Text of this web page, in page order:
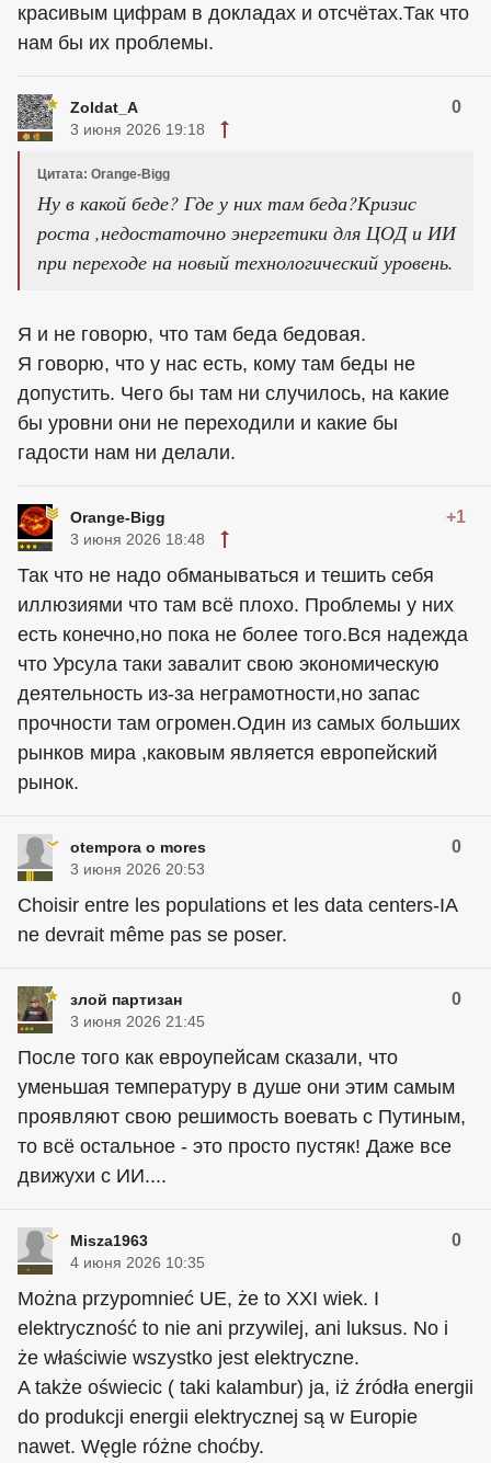
красивым цифрам в докладах и отсчётах.Так что
нам бы их проблемы.
Zoldat_A 0
3 июня 2026 19:18
Цитата: Orange-Bigg
Ну в какой беде? Где у них там беда?Кризис
роста ,недостаточно энергетики для ЦОД и ИИ
при переходе на новый технологический уровень.
Я и не говорю, что там беда бедовая.
Я говорю, что у нас есть, кому там беды не
допустить. Чего бы там ни случилось, на какие
бы уровни они не переходили и какие бы
гадости нам ни делали.
Orange-Bigg +1
3 июня 2026 18:48
Так что не надо обманываться и тешить себя
иллюзиями что там всё плохо. Проблемы у них
есть конечно,но пока не более того.Вся надежда
что Урсула таки завалит свою экономическую
деятельность из-за неграмотности,но запас
прочности там огромен.Один из самых больших
рынков мира ,каковым является европейский
рынок.
otempora o mores 0
3 июня 2026 20:53
Choisir entre les populations et les data centers-IA
ne devrait même pas se poser.
злой партизан 0
3 июня 2026 21:45
После того как евроупейсам сказали, что
уменьшая температуру в душе они этим самым
проявляют свою решимость воевать с Путиным,
то всё остальное - это просто пустяк! Даже все
движухи с ИИ....
Misza1963 0
4 июня 2026 10:35
Można przypomnieć UE, że to XXI wiek. I
elektryczność to nie ani przywilej, ani luksus. No i
że właściwie wszystko jest elektryczne.
A także oświecic ( taki kalambur) ja, iż źródła energii
do produkcji energii elektrycznej są w Europie
nawet. Węgle różne choćby.